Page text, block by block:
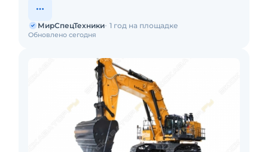
Обновлено сегодня
МирСпецТехники 1 год на площадке